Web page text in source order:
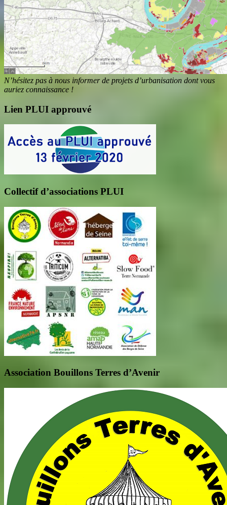
N’hésitez pas à nous informer de projets d’urbanisation dont vous
auriez connaissance !
Lien PLUI approuvé
Collectif d’associations PLUI
Association Bouillons Terres d’Avenir